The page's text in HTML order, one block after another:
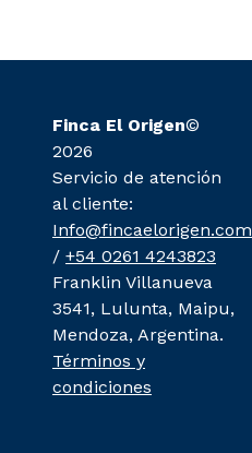
Finca El Origen©
2026
Servicio de atención
al cliente:
Info@fincaelorigen.com
/ +54 0261 4243823
Franklin Villanueva
3541, Lulunta, Maipu,
Mendoza, Argentina.
Términos y
condiciones